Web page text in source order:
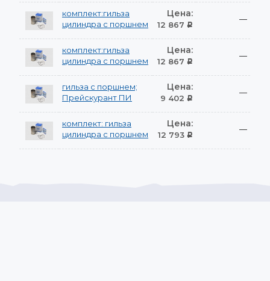
комплект:гильза
цилиндра с поршнем
Цена:
12 867 Р
—
комплект:гильза
цилиндра с поршнем
Цена:
12 867 Р
—
гильза с поршнем;
Прейскурант ПИ
Цена:
9 402 Р
—
комплект: гильза
цилиндра с поршнем
Цена:
12 793 Р
—